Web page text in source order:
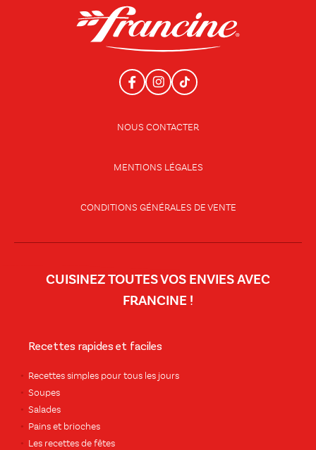
NOUS CONTACTER
MENTIONS LÉGALES
CONDITIONS GÉNÉRALES DE VENTE
CUISINEZ TOUTES VOS ENVIES AVEC
FRANCINE !
Recettes rapides et faciles
Recettes simples pour tous les jours
Soupes
Salades
Pains et brioches
Les recettes de fêtes